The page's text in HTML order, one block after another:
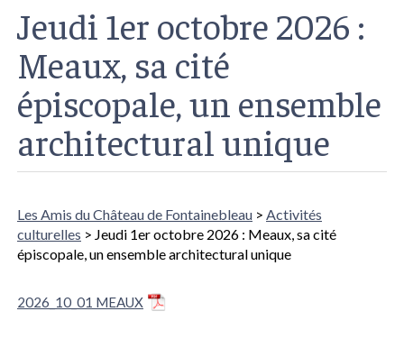
Jeudi 1er octobre 2026 :
Meaux, sa cité
épiscopale, un ensemble
architectural unique
Les Amis du Château de Fontainebleau > Activités
culturelles > Jeudi 1er octobre 2026 : Meaux, sa cité
épiscopale, un ensemble architectural unique
2026_10_01 MEAUX